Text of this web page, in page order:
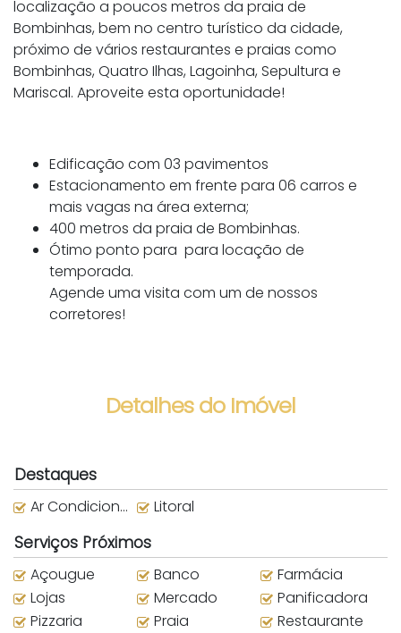
localização a poucos metros da praia de
Bombinhas, bem no centro turístico da cidade,
próximo de vários restaurantes e praias como
Bombinhas, Quatro Ilhas, Lagoinha, Sepultura e
Mariscal. Aproveite esta oportunidade!
Edificação com 03 pavimentos
Estacionamento em frente para 06 carros e
mais vagas na área externa;
400 metros da praia de Bombinhas.
Ótimo ponto para para locação de
temporada.
Agende uma visita com um de nossos
corretores!
Detalhes do Imóvel
Destaques
Ar Condicionado Litoral
Serviços Próximos
Açougue Banco
Farmácia
Lojas
Mercado
Panificadora
Pizzaria
Praia
Restaurante